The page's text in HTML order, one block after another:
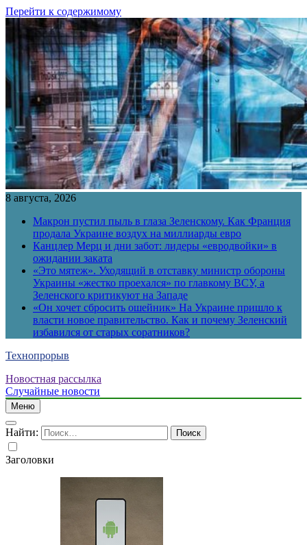
Перейти к содержимому
8 августа, 2026
Макрон пустил пыль в глаза Зеленскому. Как Франция
продала Украине воздух на миллиарды евро
Канцлер Мерц и дни забот: лидеры «евродвойки» в
ожидании заката
«Это мятеж». Уходящий в отставку министр обороны
Украины «жестко проехался» по главкому ВСУ, а
Зеленского критикуют на Западе
«Он хочет сбросить ошейник» На Украине пришло к
власти новое правительство. Как и почему Зеленский
избавился от старых соратников?
Технопрорыв
Новостная рассылка
Случайные новости
Меню
Найти:
Заголовки